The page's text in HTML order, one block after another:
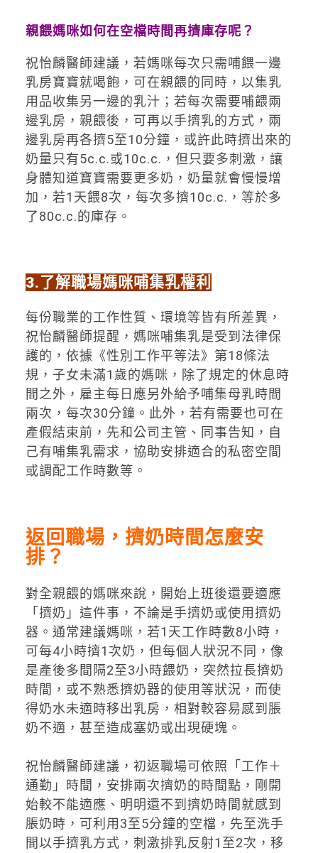
親餵媽咪如何在空檔時間再擠庫存呢？
祝怡麟醫師建議，若媽咪每次只需哺餵一邊
乳房寶寶就喝飽，可在親餵的同時，以集乳
用品收集另一邊的乳汁；若每次需要哺餵兩
邊乳房，親餵後，可再以手擠乳的方式，兩
邊乳房再各擠5至10分鐘，或許此時擠出來的
奶量只有5c.c.或10c.c.，但只要多刺激，讓
身體知道寶寶需要更多奶，奶量就會慢慢增
加，若1天餵8次，每次多擠10c.c.，等於多
了80c.c.的庫存。
3.了解職場媽咪哺集乳權利
每份職業的工作性質、環境等皆有所差異，
祝怡麟醫師提醒，媽咪哺集乳是受到法律保
護的，依據《性別工作平等法》第18條法
規，子女未滿1歲的媽咪，除了規定的休息時
間之外，雇主每日應另外給予哺集母乳時間
兩次，每次30分鐘。此外，若有需要也可在
產假結束前，先和公司主管、同事告知，自
己有哺集乳需求，協助安排適合的私密空間
或調配工作時數等。
返回職場，擠奶時間怎麼安
排？
對全親餵的媽咪來說，開始上班後還要適應
「擠奶」這件事，不論是手擠奶或使用擠奶
器。通常建議媽咪，若1天工作時數8小時，
可每4小時擠1次奶，但每個人狀況不同，像
是產後多間隔2至3小時餵奶，突然拉長擠奶
時間，或不熟悉擠奶器的使用等狀況，而使
得奶水未適時移出乳房，相對較容易感到脹
奶不適，甚至造成塞奶或出現硬塊。
祝怡麟醫師建議，初返職場可依照「工作＋
通勤」時間，安排兩次擠奶的時間點，剛開
始較不能適應、明明還不到擠奶時間就感到
脹奶時，可利用3至5分鐘的空檔，先至洗手
間以手擠乳方式，刺激排乳反射1至2次，移